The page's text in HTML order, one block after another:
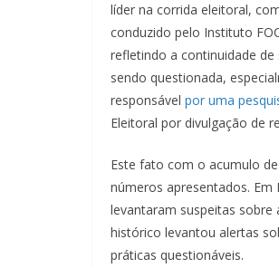
líder na corrida eleitoral,
conduzido pelo Instituto
refletindo a continuidade
sendo questionada,
responsável por uma
Eleitoral por divulgação de
Este fato com o acumulo
números apresentados.
levantaram suspeitas sobre
histórico levantou alertas
práticas questionáveis.